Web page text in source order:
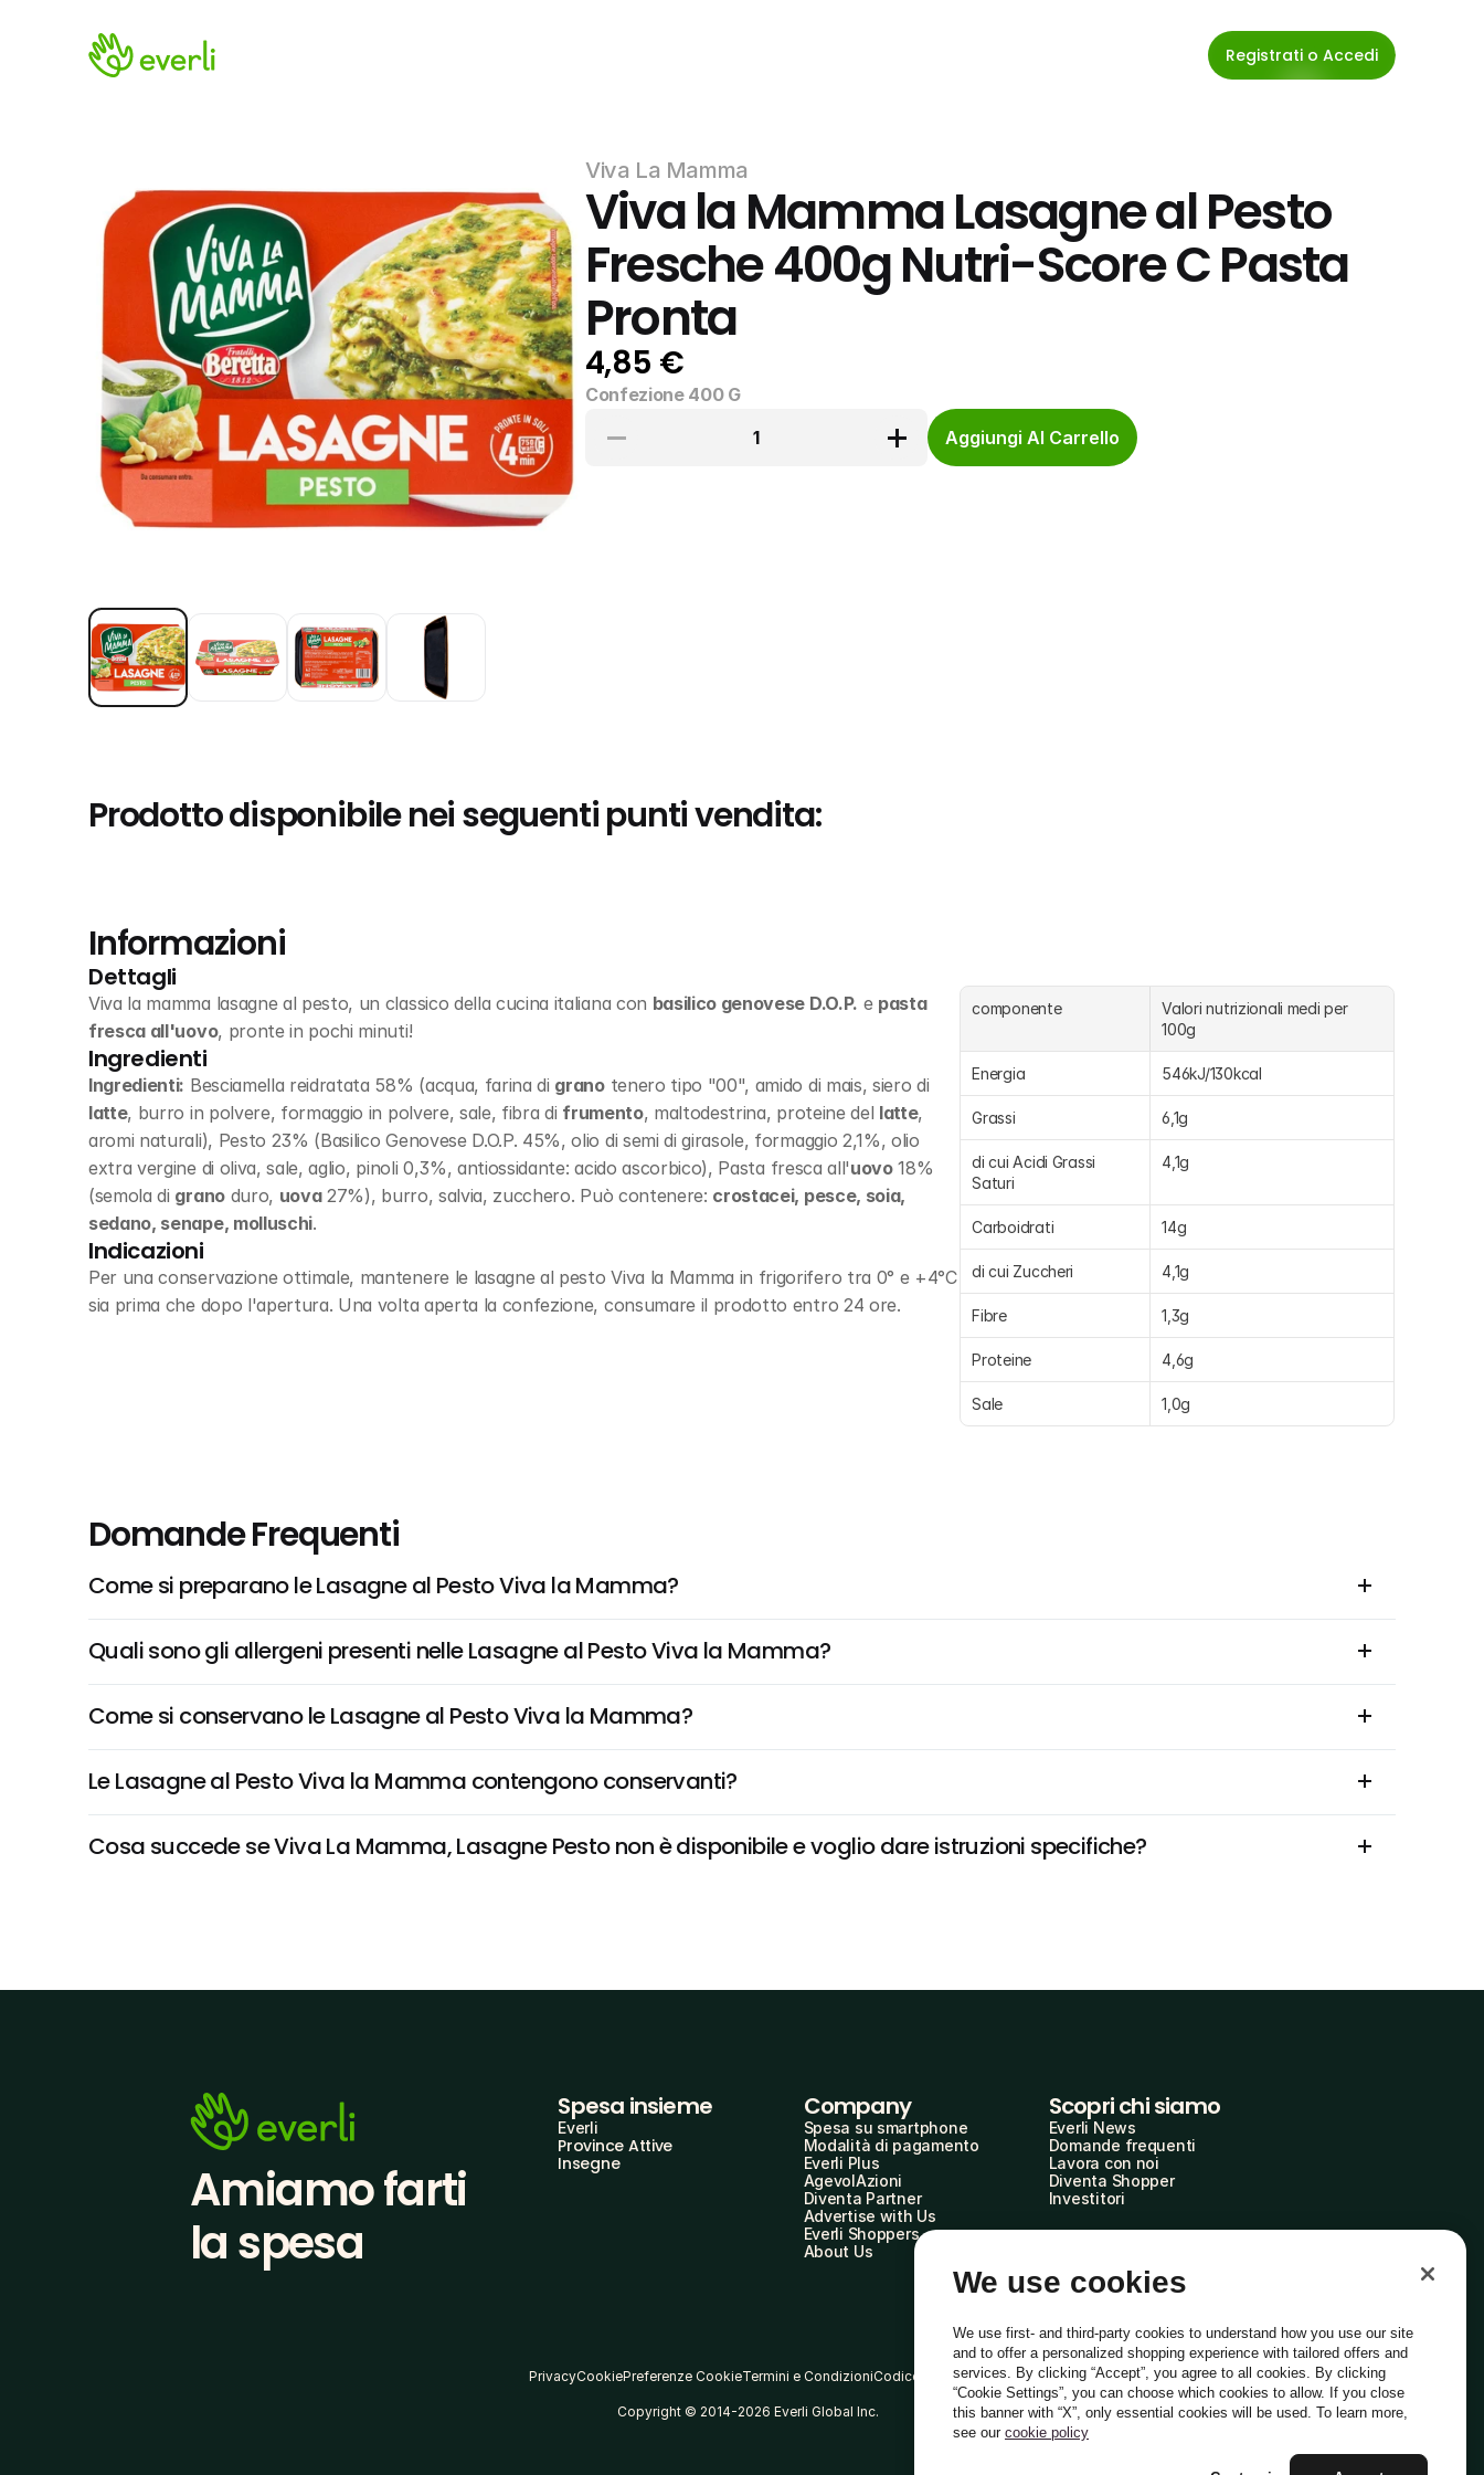
Registrati o Accedi
Viva La Mamma
Viva la Mamma Lasagne al Pesto
Fresche 400g Nutri-Score C Pasta
Pronta
4,85 €
Confezione 400 G
1
Aggiungi Al Carrello
Prodotto disponibile nei seguenti punti vendita:
Informazioni
Dettagli
Viva la mamma lasagne al pesto, un classico della cucina italiana con basilico genovese D.O.P. e pasta
fresca all'uovo, pronte in pochi minuti!
Ingredienti
Ingredienti: Besciamella reidratata 58% (acqua, farina di grano
latte, burro in polvere, formaggio in polvere, sale, fibra di frumento, maltodestrina, proteine del latte,
aromi naturali), Pesto 23% (Basilico Genovese D.O.P. 45%, olio di semi di girasole, formaggio 2,1%, olio
extra vergine di oliva, sale, aglio, pinoli 0,3%, antiossidante: acido ascorbico), Pasta fresca all'uovo 18%
(semola di grano duro, uova 27%), burro, salvia, zucchero. Può contenere: crostacei, pesce, soia,
sedano, senape, molluschi.
Indicazioni
Per una conservazione ottimale, mantenere le lasagne al pesto Viva la Mamma in frigorifero tra 0° e +4°C
sia prima che dopo l'apertura. Una volta aperta la confezione, consumare il prodotto entro 24 ore.
componente
Valori nutrizionali medi per
100g
Energia 546kJ/130kcal
Grassi 6,1g
di cui Acidi Grassi
Saturi
4,1g
Carboidrati 14g
di cui Zuccheri 4,1g
Fibre 1,3g
Proteine 4,6g
Sale 1,0g
Domande Frequenti
Come si preparano le Lasagne al Pesto Viva la Mamma?
Quali sono gli allergeni presenti nelle Lasagne al Pesto Viva la Mamma?
Come si conservano le Lasagne al Pesto Viva la Mamma?
Le Lasagne al Pesto Viva la Mamma contengono conservanti?
Cosa succede se Viva La Mamma, Lasagne Pesto non è disponibile e voglio dare istruzioni specifiche?
Amiamo farti
la spesa
Spesa insieme
Everli
Province Attive
Insegne
Company
Spesa su smartphone
Modalità di pagamento
Everli Plus
AgevolAzioni
Diventa Partner
Advertise with Us
Everli Shoppers
About Us
Scopri chi siamo
Everli News
Domande frequenti
Lavora con noi
Diventa Shopper
Investitori
PrivacyCookiePreferenze CookieTermini e CondizioniCodice Etico
Copyright © 2014-2026 Everli Global Inc. Italiano
We use cookies
We use first- and third-party cookies to understand how you use our site
and to offer a personalized shopping experience with tailored offers and
services. By clicking “Accept”, you agree to all cookies. By clicking
“Cookie Settings”, you can choose which cookies to allow. If you close
this banner with “X”, only essential cookies will be used. To learn more,
see our cookie policy